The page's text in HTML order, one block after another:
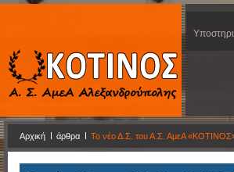
Αρχική άρθρα Το νέο Δ.Σ. του Α.Σ. ΑμεΑ